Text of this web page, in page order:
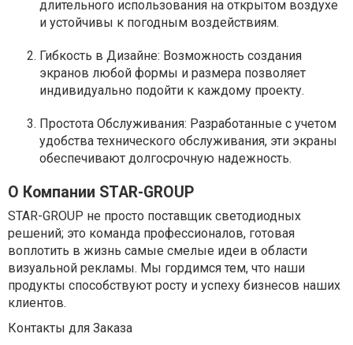
длительного использования на открытом воздухе
и устойчивы к погодным воздействиям.
Гибкость в Дизайне: Возможность создания
экранов любой формы и размера позволяет
индивидуально подойти к каждому проекту.
Простота Обслуживания: Разработанные с учетом
удобства технического обслуживания, эти экраны
обеспечивают долгосрочную надежность.
О Компании STAR-GROUP
STAR-GROUP не просто поставщик светодиодных
решений; это команда профессионалов, готовая
воплотить в жизнь самые смелые идеи в области
визуальной рекламы. Мы гордимся тем, что наши
продукты способствуют росту и успеху бизнесов наших
клиентов.
Контакты для Заказа